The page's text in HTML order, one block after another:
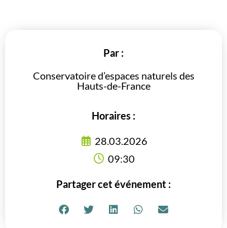
Par :
Conservatoire d’espaces naturels des
Hauts-de-France
Horaires :
28.03.2026
09:30
Partager cet événement :